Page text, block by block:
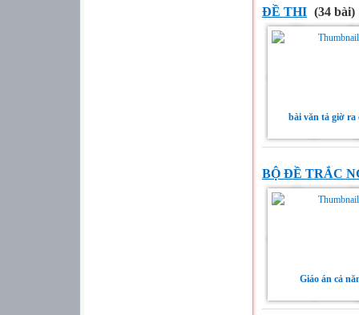
ĐỀ THI (34 bài)
bài văn tả giờ ra
BỘ ĐỀ TRẮC
Giáo án cả